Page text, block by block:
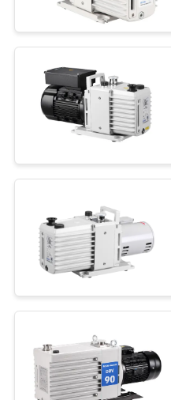
Filtre de
d'huile
Valve